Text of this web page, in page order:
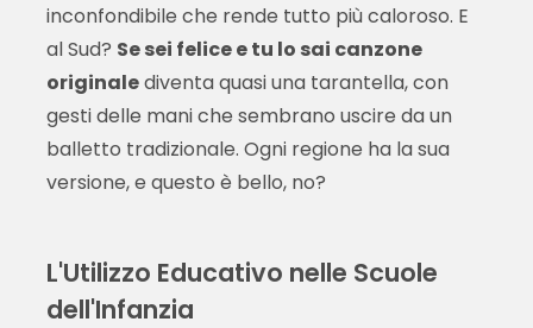
inconfondibile che rende tutto più caloroso. E
al Sud? Se sei felice e tu lo sai canzone
originalediventa quasi una tarantella, con
gesti delle mani che sembrano uscire da un
balletto tradizionale. Ogni regione ha la sua
versione, e questo è bello, no?
L'Utilizzo Educativo nelle Scuole
dell'Infanzia